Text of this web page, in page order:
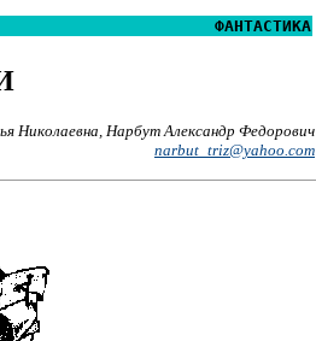
ФАНТАСТИКА
Николаевна, Нарбут Александр Федорович
narbut_triz@yahoo.com